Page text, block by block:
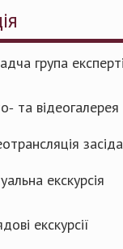
група
та відеогалерея
екскурсія
екскурсії